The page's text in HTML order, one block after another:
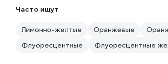
Часто ищут
Лимонно-желтые Оранжевые
Флуоресцентные
Флуоресцентные